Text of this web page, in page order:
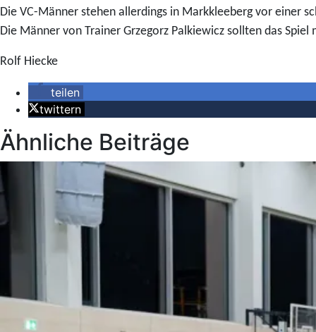
Die VC-Männer stehen allerdings in Markkleeberg vor einer
Die Männer von Trainer Grzegorz Palkiewicz sollten das
Rolf Hiecke
teilen
twittern
Ähnliche Beiträge